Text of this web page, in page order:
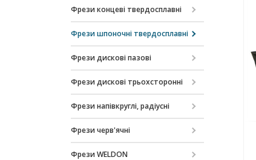
Фрези концеві твердосплавні
Фрези шпоночні твердосплавні
Фрези дискові пазові
Фрези дискові трьохсторонні
Фрези напівкруглі, радіусні
Фрези черв'ячні
Фрези WELDON